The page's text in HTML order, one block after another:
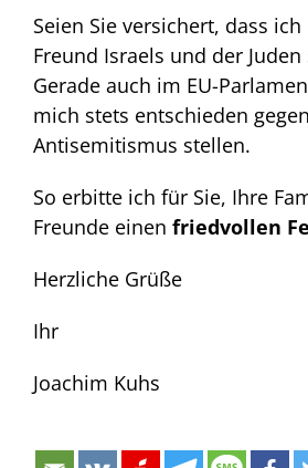
Seien Sie versichert, dass
Freund Israels und der
Gerade auch im EU-
mich stets entschieden
Antisemitismus stellen.
So erbitte ich für Sie, Ihre
Freunde einen friedvollen
Herzliche Grüße
Ihr
Joachim Kuhs